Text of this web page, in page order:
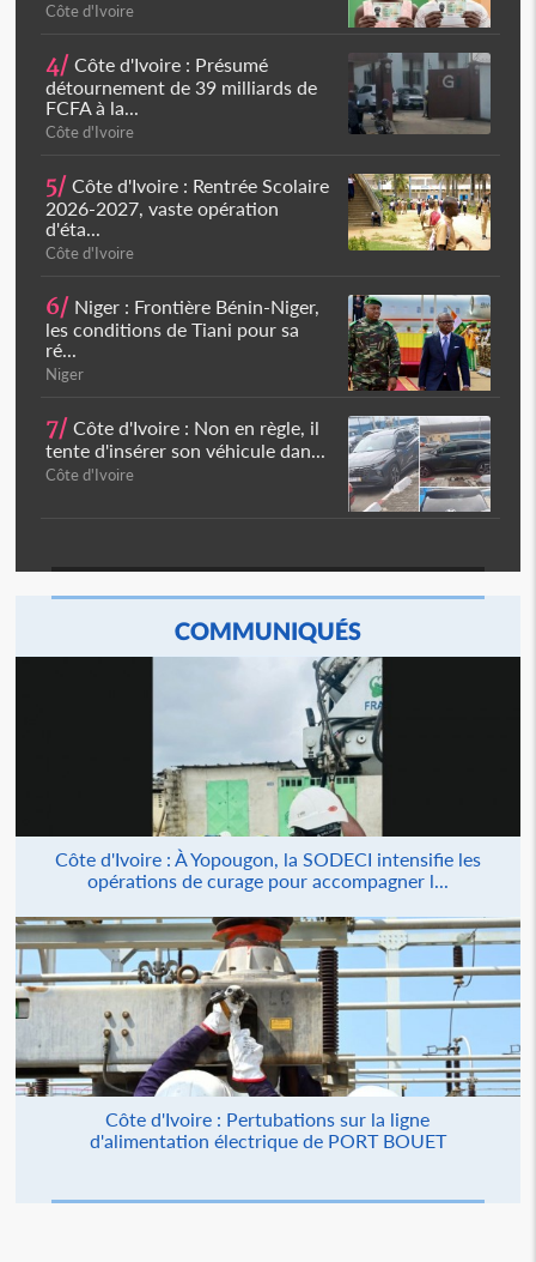
Côte d'Ivoire
4/ Côte d'Ivoire : Présumé
détournement de 39 milliards de
FCFA à la...
Côte d'Ivoire
5/ Côte d'Ivoire : Rentrée Scolaire
2026-2027, vaste opération
d'éta...
Côte d'Ivoire
6/ Niger : Frontière Bénin-Niger,
les conditions de Tiani pour sa
ré...
Niger
7/ Côte d'Ivoire : Non en règle, il
tente d'insérer son véhicule dan...
Côte d'Ivoire
COMMUNIQUÉS
Côte d'Ivoire : À Yopougon, la SODECI intensifie les
opérations de curage pour accompagner l...
Côte d'Ivoire : Pertubations sur la ligne
d'alimentation électrique de PORT BOUET